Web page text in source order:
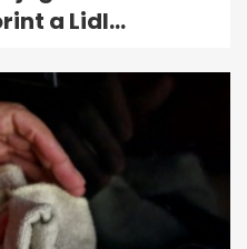
a Lidl...